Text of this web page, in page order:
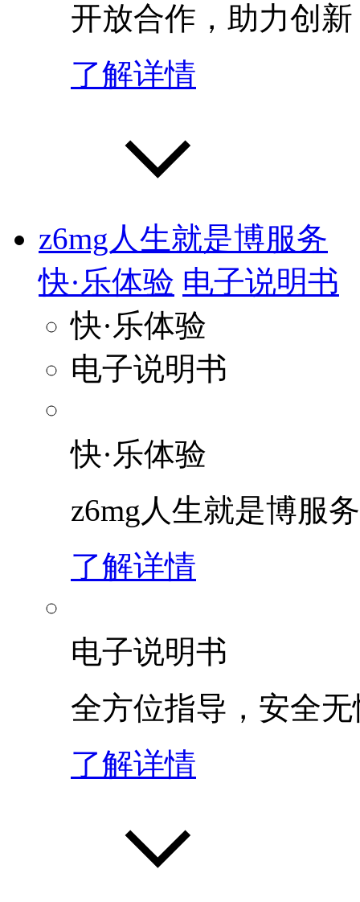
开放合作，助力创新
了解详情
z6mg人生就是博服务
快·乐体验 电子说明书
快·乐体验
电子说明书
快·乐体验
z6mg人生就是博服
了解详情
电子说明书
全方位指导，安全
了解详情